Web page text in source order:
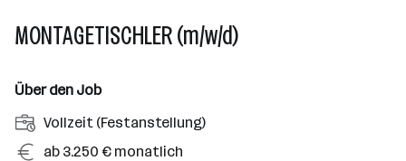
MONTAGETISCHLER (m/w/d)
Über den Job
A
n
Vollzeit (Festanstellung)
G
ab 3.250 € monatlich